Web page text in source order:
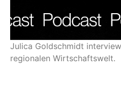
Julica Goldschmidt
regionalen Wirtschaftswelt.